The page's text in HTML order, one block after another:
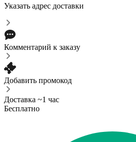
Указать адрес доставки
Комментарий к заказу
Добавить промокод
Доставка ~1 час
Бесплатно